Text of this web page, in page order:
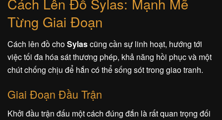
Từng Giai Đoạn
Cách lên đồ choSylascũng cần sự linh hoạt, hướng tới
việc tối đa hóa sát thương phép, khả năng hồi phục và một
chút chống chịu để hắn có thể sống sót trong giao tranh.
Giai Đoạn Đầu Trận
Khởi đầu trận đấu một cách đúng đắn là rất quan trọng đối